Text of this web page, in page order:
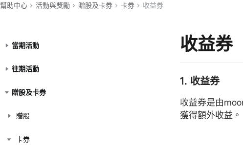
幫助中心 活動與獎勵 贈股及卡券 卡券 收益券
當期活動
往期活動
贈股及卡券
贈股
卡券
收益券
1. 收益券
收益券是由
獲得額外收益。